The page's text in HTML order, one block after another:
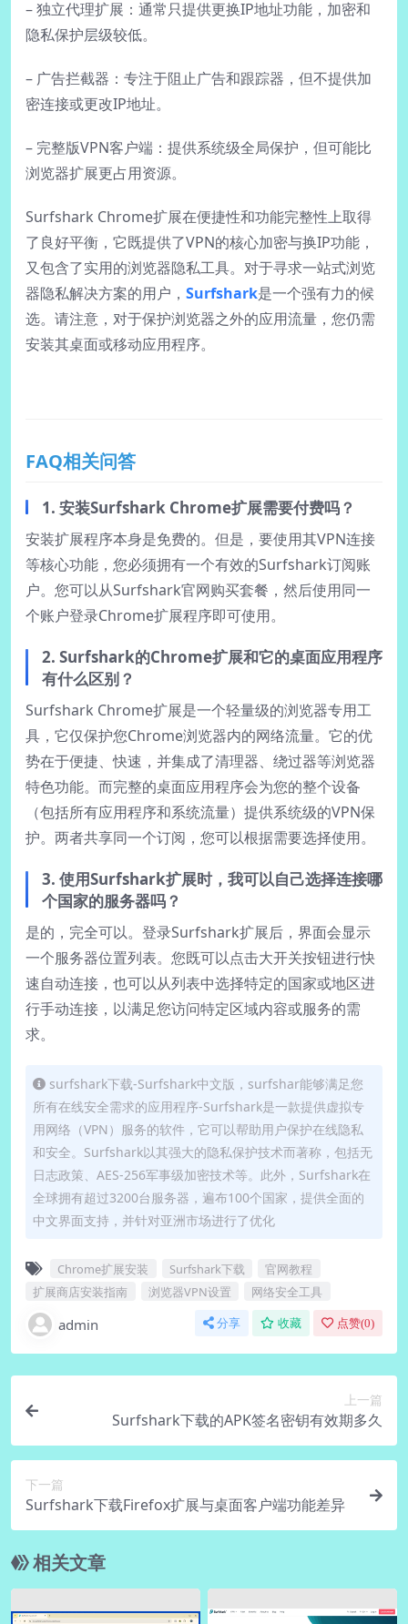
– 独立代理扩展：通常只提供更换IP地址功能，加密和
隐私保护层级较低。
– 广告拦截器：专注于阻止广告和跟踪器，但不提供加
密连接或更改IP地址。
– 完整版VPN客户端：提供系统级全局保护，但可能比
浏览器扩展更占用资源。
Surfshark Chrome扩展在便捷性和功能完整性上取得
了良好平衡，它既提供了VPN的核心加密与换IP功能，
又包含了实用的浏览器隐私工具。对于寻求一站式浏览
器隐私解决方案的用户， Surfshark是一个强有力的候
选。请注意，对于保护浏览器之外的应用流量，您仍需
安装其桌面或移动应用程序。
FAQ相关问答
1. 安装Surfshark Chrome扩展需要付费吗？
安装扩展程序本身是免费的。但是，要使用其VPN连接
等核心功能，您必须拥有一个有效的Surfshark订阅账
户。您可以从Surfshark官网购买套餐，然后使用同一
个账户登录Chrome扩展程序即可使用。
2. Surfshark的Chrome扩展和它的桌面应用程序
有什么区别？
Surfshark Chrome扩展是一个轻量级的浏览器专用工
具，它仅保护您Chrome浏览器内的网络流量。它的优
势在于便捷、快速，并集成了清理器、绕过器等浏览器
特色功能。而完整的桌面应用程序会为您的整个设备
（包括所有应用程序和系统流量）提供系统级的VPN保
护。两者共享同一个订阅，您可以根据需要选择使用。
3. 使用Surfshark扩展时，我可以自己选择连接哪
个国家的服务器吗？
是的，完全可以。登录Surfshark扩展后，界面会显示
一个服务器位置列表。您既可以点击大开关按钮进行快
速自动连接，也可以从列表中选择特定的国家或地区进
行手动连接，以满足您访问特定区域内容或服务的需
求。
surfshark下载-Surfshark中文版，surfshar能够满足您
所有在线安全需求的应用程序-Surfshark是一款提供虚拟专
用网络（VPN）服务的软件，它可以帮助用户保护在线隐私
和安全。Surfshark以其强大的隐私保护技术而著称，包括无
日志政策、AES-256军事级加密技术等。此外，Surfshark在
全球拥有超过3200台服务器，遍布100个国家，提供全面的
中文界面支持，并针对亚洲市场进行了优化
Chrome扩展安装 Surfshark下载
官网教程
扩展商店安装指南
浏览器VPN设置 网络安全工具
admin 分享 收藏 点赞(0)
上一篇
Surfshark下载的APK签名密钥有效期多久
下一篇
Surfshark下载Firefox扩展与桌面客户端功能差异
相关文章